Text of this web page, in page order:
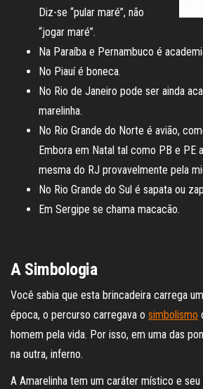
Diz-se “pular maré”, não
“jogar maré”.
Na Paraíba e Pernambuco é
No Piauí é boneca.
No Rio de Janeiro pode ser ainda
marelinha.
No Rio Grande do Norte é avião,
Embora em Natal tal como PB e PE
mesma do RJ provavelmente pela
No Rio Grande do Sul é sapata ou
Em Sergipe se chama macacão.
A Simbologia
Você sabia que esta brincadeira carrega
época, o percurso carregava o simbolismo
homem pela vida. Por isso, em uma das
na outra, inferno.
A Amarelinha tem um caráter místico e